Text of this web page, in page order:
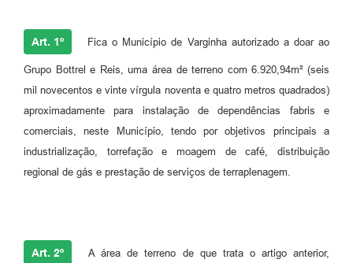
Art. 1º Fica o Município de Varginha autorizado a doar ao
Grupo Bottrel e Reis, uma área de terreno com 6.920,94m² (seis
mil novecentos e vinte vírgula noventa e quatro metros quadrados)
aproximadamente para instalação de dependências fabris e
comerciais, neste Município, tendo por objetivos principais a
industrialização, torrefação e moagem de café, distribuição
regional de gás e prestação de serviços de terraplenagem.
Art. 2º A área de terreno de que trata o artigo anterior,